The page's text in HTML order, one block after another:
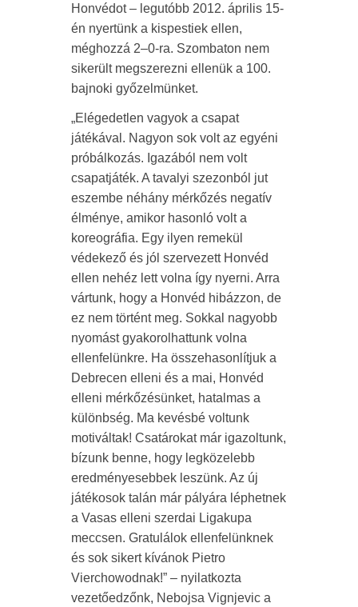
Honvédot – legutóbb 2012. április 15-
én nyertünk a kispestiek ellen,
méghozzá 2–0-ra. Szombaton nem
sikerült megszerezni ellenük a 100.
bajnoki győzelmünket.
„Elégedetlen vagyok a csapat
játékával. Nagyon sok volt az egyéni
próbálkozás. Igazából nem volt
csapatjáték. A tavalyi szezonból jut
eszembe néhány mérkőzés negatív
élménye, amikor hasonló volt a
koreográfia. Egy ilyen remekül
védekező és jól szervezett Honvéd
ellen nehéz lett volna így nyerni. Arra
vártunk, hogy a Honvéd hibázzon, de
ez nem történt meg. Sokkal nagyobb
nyomást gyakorolhattunk volna
ellenfelünkre. Ha összehasonlítjuk a
Debrecen elleni és a mai, Honvéd
elleni mérkőzésünket, hatalmas a
különbség. Ma kevésbé voltunk
motiváltak! Csatárokat már igazoltunk,
bízunk benne, hogy legközelebb
eredményesebbek leszünk. Az új
játékosok talán már pályára léphetnek
a Vasas elleni szerdai Ligakupa
meccsen. Gratulálok ellenfelünknek
és sok sikert kívánok Pietro
Vierchowodnak!” – nyilatkozta
vezetőedzőnk, Nebojsa Vignjevic a